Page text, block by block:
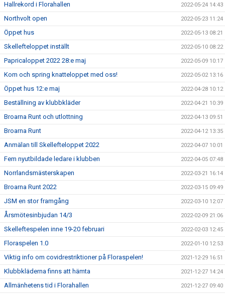
Hallrekord i Florahallen 2022-05-24 14:43
Northvolt open 2022-05-23 11:24
Öppet hus 2022-05-13 08:21
Skellefteloppet inställt 2022-05-10 08:22
Papricaloppet 2022 28:e maj 2022-05-09 10:17
Kom och spring knatteloppet med oss! 2022-05-02 13:16
Öppet hus 12:e maj 2022-04-28 10:12
Beställning av klubbkläder 2022-04-21 10:39
Broarna Runt och utlottning 2022-04-13 09:51
Broarna Runt 2022-04-12 13:35
Anmälan till Skellefteloppet 2022 2022-04-07 10:01
Fem nyutbildade ledare i klubben 2022-04-05 07:48
Norrlandsmästerskapen 2022-03-21 16:14
Broarna Runt 2022 2022-03-15 09:49
JSM en stor framgång 2022-03-10 12:07
Årsmötesinbjudan 14/3 2022-02-09 21:06
Skelleftespelen inne 19-20 februari 2022-02-03 12:45
Floraspelen 1.0 2022-01-10 12:53
Viktig info om covidrestriktioner på Floraspelen! 2021-12-29 16:51
Klubbkläderna finns att hämta 2021-12-27 14:24
Allmänhetens tid i Florahallen 2021-12-27 09:40